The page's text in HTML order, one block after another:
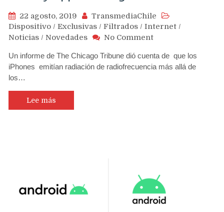
22 agosto, 2019
TransmediaChile
Dispositivo / Exclusivas / Filtrados / Internet /
Noticias / Novedades No Commenton
7
excede
arriesga
demandas
Un informe de The Chicago Tribune dió cuenta de que los
iPhones emitían radiación de radiofrecuencia más allá de
los…
Lee más